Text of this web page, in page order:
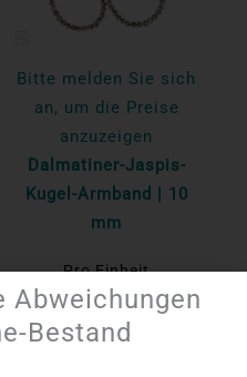
Bitte melden Sie sich
an, um die Preise
anzuzeigen
Dalmatiner-Jaspis-
Kugel-Armband | 10
mm
Pro Einheit
Mehr lesen
Abweichungen
Bestand